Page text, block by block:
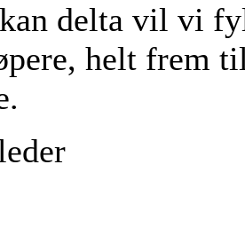
delta vil vi
helt frem